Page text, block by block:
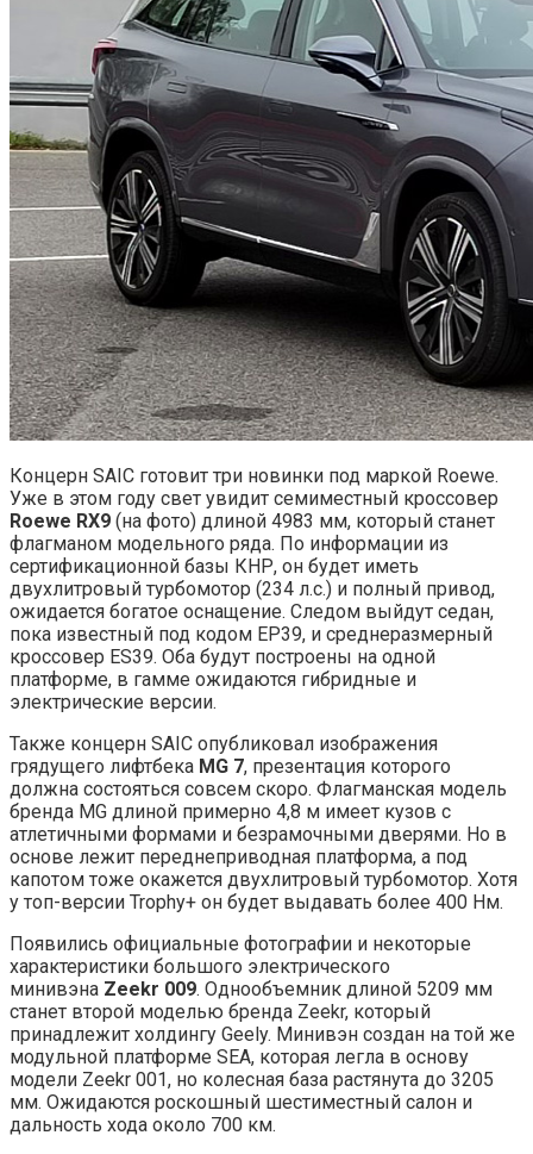
Концерн SAIC готовит три новинки под маркой Roewe.
Уже в этом году свет увидит семиместный кроссовер
Roewe RX9 (на фото) длиной 4983 мм, который станет
флагманом модельного ряда. По информации из
сертификационной базы КНР, он будет иметь
двухлитровый турбомотор (234 л.с.) и полный привод,
ожидается богатое оснащение. Следом выйдут седан,
пока известный под кодом EP39, и среднеразмерный
кроссовер ES39. Оба будут построены на одной
платформе, в гамме ожидаются гибридные и
электрические версии.
Также концерн SAIC опубликовал изображения
грядущего лифтбека MG 7, презентация которого
должна состояться совсем скоро. Флагманская модель
бренда MG длиной примерно 4,8 м имеет кузов с
атлетичными формами и безрамочными дверями. Но в
основе лежит переднеприводная платформа, а под
капотом тоже окажется двухлитровый турбомотор. Хотя
у топ-версии Trophy+ он будет выдавать более 400 Нм.
Появились официальные фотографии и некоторые
характеристики большого электрического
минивэна Zeekr 009. Однообъемник длиной 5209 мм
станет второй моделью бренда Zeekr, который
принадлежит холдингу Geely. Минивэн создан на той же
модульной платформе SEA, которая легла в основу
модели Zeekr 001, но колесная база растянута до 3205
мм. Ожидаются роскошный шестиместный салон и
дальность хода около 700 км.